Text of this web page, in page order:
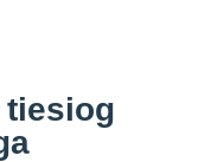
tiesiog